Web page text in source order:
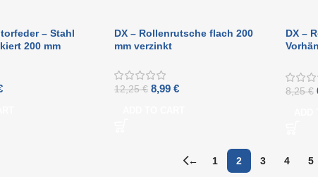
– Stahl
200 mm
DX – Rollenrutsche flach 200
mm verzinkt
12,25€ 8,99€
DX –
8,25€
← 1 2 3 4 5